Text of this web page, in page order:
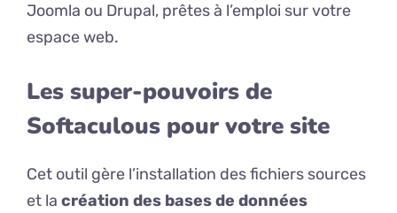
Joomla ou Drupal, prêtes à l’emploi sur votre
espace web.
Les super-pouvoirs de
Softaculous pour votre site
Cet outil gère l’installation des fichiers sources
et la création des bases de données